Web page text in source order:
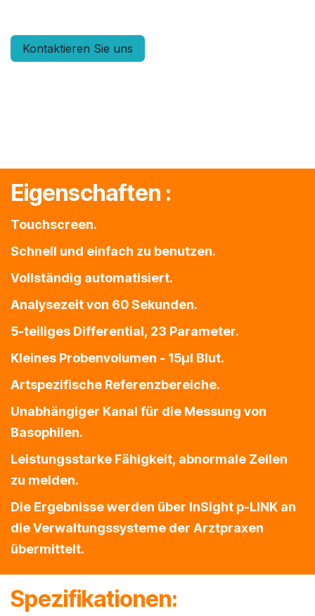
Kontaktieren Sie uns
Eigenschaften :
Touchscreen.
Schnell und einfach zu benutzen.
Vollständig automatisiert.
Analysezeit von 60 Sekunden.
5-teiliges Differential, 23 Parameter.
Kleines Probenvolumen - 15µl Blut.
Artspezifische Referenzbereiche.
Unabhängiger Kanal für die Messung von
Basophilen.
Leistungsstarke Fähigkeit, abnormale Zellen
zu melden.
Die Ergebnisse werden über InSight p-LINK an
die Verwaltungssysteme der Arztpraxen
übermittelt.
Spezifikationen: